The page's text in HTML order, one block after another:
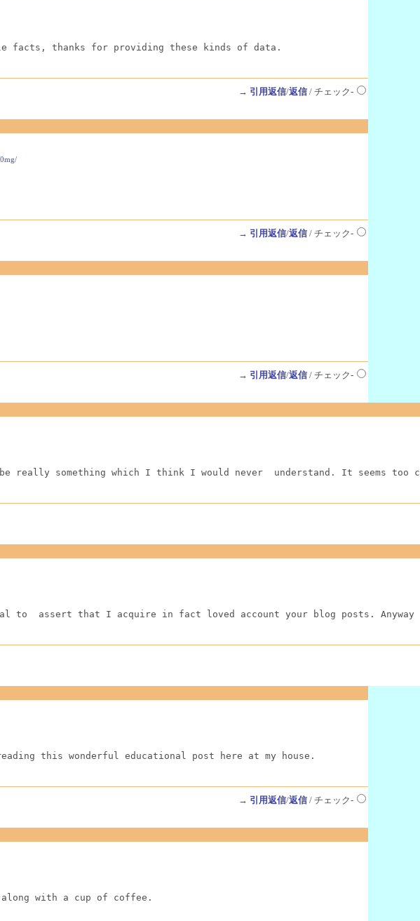
facts, thanks for providing these kinds of data.
→ 引用返信/返信/ チェック-
→ 引用返信/返信/ チェック-
→ 引用返信/返信/ チェック-
really something which I think I would never  understand. It seems
to  assert that I acquire in fact loved account your blog posts.
this wonderful educational post here at my house.
→ 引用返信/返信/ チェック-
with a cup of coffee.